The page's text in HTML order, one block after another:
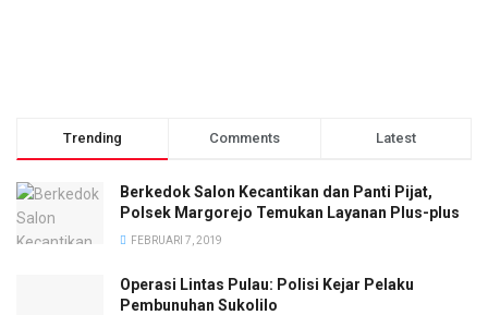
Trending Comments Latest
Berkedok Salon Kecantikan dan Panti Pijat,
Polsek Margorejo Temukan Layanan Plus-plus
FEBRUARI 7, 2019
Operasi Lintas Pulau: Polisi Kejar Pelaku
Pembunuhan Sukolilo